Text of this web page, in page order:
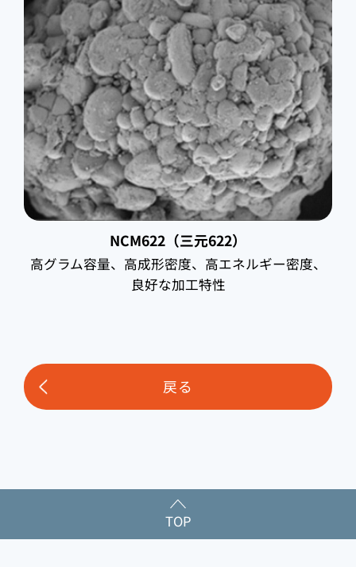
NCM622（三元622）
高グラム容量、高成形密度、高エネルギー密度、
良好な加工特性
戻る
TOP